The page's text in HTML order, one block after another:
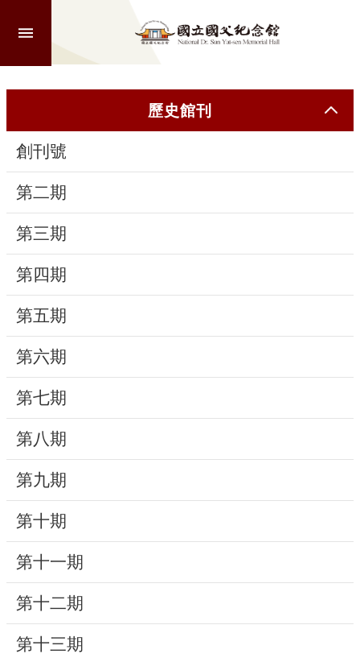
階
尋
認
識
本
館
參
觀
動
線
上
源
新
聞
與
公
告
便
歷史館刊
創刊號
第二期
第三期
第四期
第五期
第六期
第七期
第八期
第九期
第十期
第十一期
第十二期
第十三期